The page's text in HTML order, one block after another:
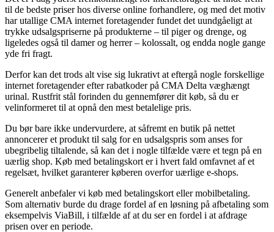
til de bedste priser hos diverse online forhandlere, og med det motiv
har utallige CMA internet foretagender fundet det uundgåeligt at
trykke udsalgspriserne på produkterne – til piger og drenge, og
ligeledes også til damer og herrer – kolossalt, og endda nogle gange
yde fri fragt.
Derfor kan det trods alt vise sig lukrativt at eftergå nogle forskellige
internet foretagender efter rabatkoder på CMA Delta væghængt
urinal. Rustfrit stål forinden du gennemfører dit køb, så du er
velinformeret til at opnå den mest betalelige pris.
Du bør bare ikke undervurdere, at såfremt en butik på nettet
annoncerer et produkt til salg for en udsalgspris som anses for
ubegribelig tiltalende, så kan det i nogle tilfælde være et tegn på en
uærlig shop. Køb med betalingskort er i hvert fald omfavnet af et
regelsæt, hvilket garanterer køberen overfor uærlige e-shops.
Generelt anbefaler vi køb med betalingskort eller mobilbetaling.
Som alternativ burde du drage fordel af en løsning på afbetaling som
eksempelvis ViaBill, i tilfælde af at du ser en fordel i at afdrage
prisen over en periode.